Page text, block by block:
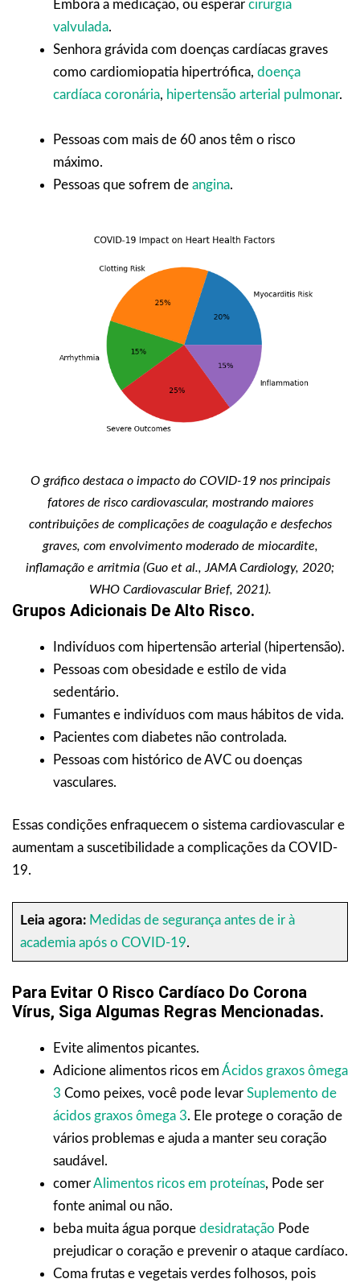
Embora a medicação, ou esperar cirurgia
valvulada.
Senhora grávida com doenças cardíacas graves
como cardiomiopatia hipertrófica, doença
cardíaca coronária, hipertensão arterial pulmonar.
Pessoas com mais de 60 anos têm o risco
máximo.
Pessoas que sofrem de angina.
O gráfico destaca o impacto do COVID-19 nos principais
fatores de risco cardiovascular, mostrando maiores
contribuições de complicações de coagulação e desfechos
graves, com envolvimento moderado de miocardite,
inflamação e arritmia (Guo et al., JAMA Cardiology, 2020;
WHO Cardiovascular Brief, 2021).
Grupos Adicionais De Alto Risco.
Indivíduos com hipertensão arterial (hipertensão).
Pessoas com obesidade e estilo de vida
sedentário.
Fumantes e indivíduos com maus hábitos de vida.
Pacientes com diabetes não controlada.
Pessoas com histórico de AVC ou doenças
vasculares.
Essas condições enfraquecem o sistema cardiovascular e
aumentam a suscetibilidade a complicações da COVID-
19.
Leia agora: Medidas de segurança antes de ir à
academia após o COVID-19.
Para Evitar O Risco Cardíaco Do Corona
Vírus, Siga Algumas Regras Mencionadas.
Evite alimentos picantes.
Adicione alimentos ricos em Ácidos graxos ômega
3 Como peixes, você pode levar Suplemento de
ácidos graxos ômega 3. Ele protege o coração de
vários problemas e ajuda a manter seu coração
saudável.
comerAlimentos ricos em proteínas, Pode ser
fonte animal ou não.
beba muita água porque desidratação Pode
prejudicar o coração e prevenir o ataque cardíaco.
Coma frutas e vegetais verdes folhosos, pois